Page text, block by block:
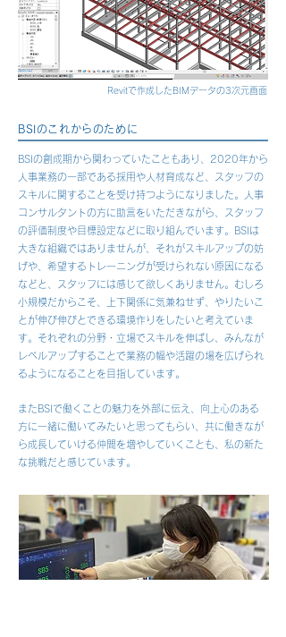
Revitで作成したBIMデータの3次元画面
BSIのこれからのために
BSIの創成期から関わっていたこともあり、2020年から
人事業務の一部である採用や人材育成など、スタッフの
スキルに関することを受け持つようになりました。人事
コンサルタントの方に助言をいただきながら、スタッフ
の評価制度や目標設定などに取り組んでいます。BSIは
大きな組織ではありませんが、それがスキルアップの妨
げや、希望するトレーニングが受けられない原因になる
などと、スタッフには感じて欲しくありません。むしろ
小規模だからこそ、上下関係に気兼ねせず、やりたいこ
とが伸び伸びとできる環境作りをしたいと考えていま
す。それぞれの分野・立場でスキルを伸ばし、みんなが
レベルアップすることで業務の幅や活躍の場を広げられ
るようになることを目指しています。
またBSIで働くことの魅力を外部に伝え、向上心のある
方に一緒に働いてみたいと思ってもらい、共に働きなが
ら成長していける仲間を増やしていくことも、私の新た
な挑戦だと感じています。